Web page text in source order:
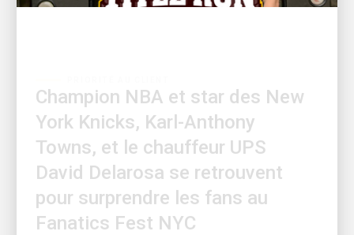
York Knicks, Karl-Anthony
Towns, et le chauffeur UPS
David Delarosa se retrouvent
pour surprendre les fans au
Fanatics Fest NYC
Fanatics présente : « Title Run » livré par UPS,